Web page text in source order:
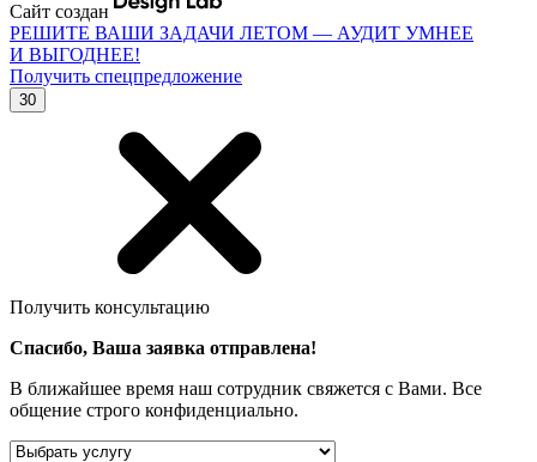
Сайт создан
РЕШИТЕ ВАШИ ЗАДАЧИ ЛЕТОМ — АУДИТ УМНЕЕ
И ВЫГОДНЕЕ!
Получить спецпредложение
30
Получить консультацию
Спасибо, Ваша заявка отправлена!
В ближайшее время наш сотрудник свяжется с Вами. Все
общение строго конфиденциально.